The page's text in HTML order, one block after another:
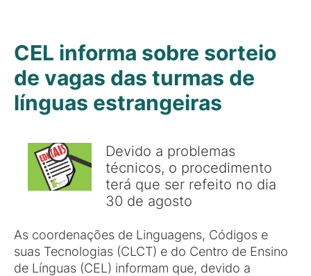
CEL informa sobre sorteio
de vagas das turmas de
línguas estrangeiras
Devido a problemas
técnicos, o procedimento
terá que ser refeito no dia
30 de agosto
As coordenações de Linguagens, Códigos e
suas Tecnologias (CLCT) e do Centro de Ensino
de Línguas (CEL) informam que, devido a